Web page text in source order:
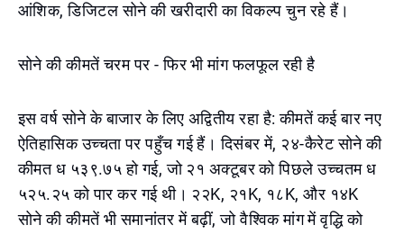
आंशिक, डिजिटल सोने की खरीदारी का विकल्प चुन रहे हैं।
सोने की कीमतें चरम पर - फिर भी मांग फलफूल रही है
इस वर्ष सोने के बाजार के लिए अद्वितीय रहा है: कीमतें कई बार नए
ऐतिहासिक उच्चता पर पहुँच गई हैं। दिसंबर में, २४-कैरेट सोने की
कीमत ध ५३९.७५ हो गई, जो २१ अक्टूबर को पिछले उच्चतम ध
५२५.२५ को पार कर गई थी। २२K, २१K, १८K, और १४K
सोने की कीमतें भी समानांतर में बढ़ीं, जो वैश्विक मांग में वृद्धि को